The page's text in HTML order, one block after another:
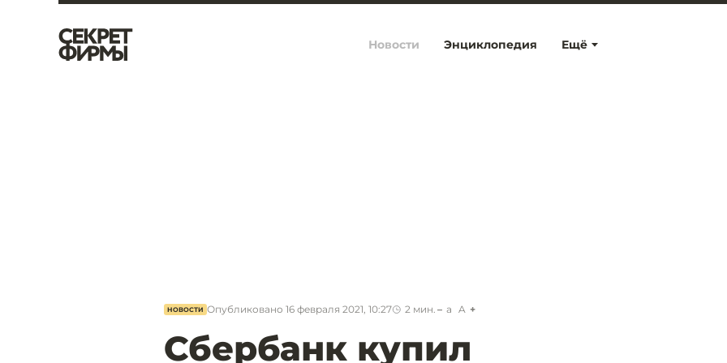
Ещё
Новости Энциклопедия
НОВОСТИ Опубликовано 16 февраля 2021, 10:27 2 мин. a A
Сбербанк купил